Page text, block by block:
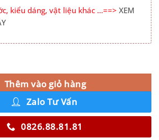
kiểu dáng, vật liệu khác …==> XEM
Nghiệp Cao Cấp Mới CNG_036 số
Thêm vào giỏ hàng
Zalo Tư Vấn
0826.88.81.81